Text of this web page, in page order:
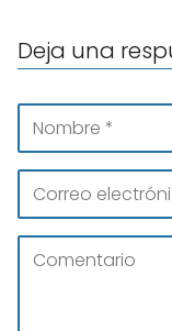
Deja una